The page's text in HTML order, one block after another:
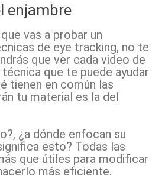
enjambre
vas a probar un
de eye tracking, no te
que ver cada video de
que te puede ayudar
tienen en común las
tu material es la del
¿a dónde enfocan su
esto? Todas las
que útiles para modificar
más eficiente.